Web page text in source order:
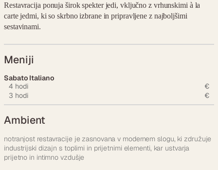
Restavracija ponuja širok spekter jedi, vključno z vrhunskimi à la
carte jedmi, ki so skrbno izbrane in pripravljene z najboljšimi
sestavinami.
Meniji
Sabato Italiano
4 hodi
3 hodi
€
€
Ambient
notranjost restavracije je zasnovana v modernem slogu, ki združuje
industrijski dizajn s toplimi in prijetnimi elementi, kar ustvarja
prijetno in intimno vzdušje